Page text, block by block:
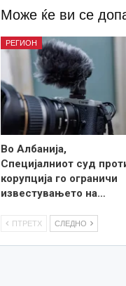
Може ќе ви се
РЕГИОН
Во Албанија,
Специјалниот суд
корупција го ограничи
известувањето на…
ПТРЕТХ СЛЕДНО